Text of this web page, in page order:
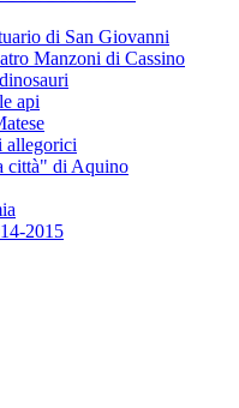
di San Giovanni
Manzoni di Cassino
api
allegorici
città" di Aquino
2015